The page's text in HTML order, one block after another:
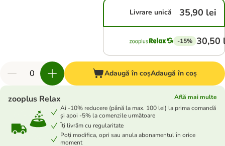
Livrare unică 35,90 lei
-15% 30,50
Adaugă în coșAdaugă în coș
zooplus Relax
Află mai multe
Ai -10% reducere (până la max. 100 lei) la prima comandă
și apoi -5% la comenzile următoare
Îți livrăm cu regularitate
Poți modifica, opri sau anula abonamentul în orice
moment